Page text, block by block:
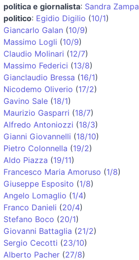
politica e giornalista: Sandra Zampa
politico: Egidio Digilio (10/1)
Giancarlo Galan (10/9)
Massimo Logli (10/9)
Claudio Molinari (12/7)
Massimo Federici (13/8)
Gianclaudio Bressa (16/1)
Nicodemo Oliverio (17/2)
Gavino Sale (18/1)
Maurizio Gasparri (18/7)
Alfredo Antoniozzi (18/3)
Gianni Giovannelli (18/10)
Pietro Colonnella (19/2)
Aldo Piazza (19/11)
Francesco Maria Amoruso (1/8)
Giuseppe Esposito (1/8)
Angelo Lomaglio (1/4)
Franco Danieli (20/4)
Stefano Boco (20/1)
Giovanni Battaglia (21/2)
Sergio Cecotti (23/10)
Alberto Pacher (27/8)